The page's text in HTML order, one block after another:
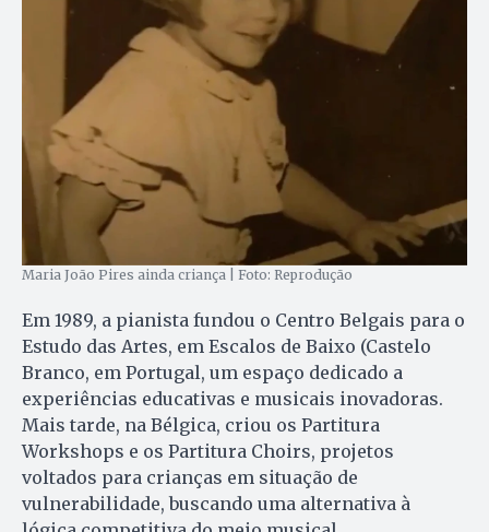
Maria João Pires ainda criança | Foto: Reprodução
Em 1989, a pianista fundou o Centro Belgais para o
Estudo das Artes, em Escalos de Baixo (Castelo
Branco, em Portugal, um espaço dedicado a
experiências educativas e musicais inovadoras.
Mais tarde, na Bélgica, criou os Partitura
Workshops e os Partitura Choirs, projetos
voltados para crianças em situação de
vulnerabilidade, buscando uma alternativa à